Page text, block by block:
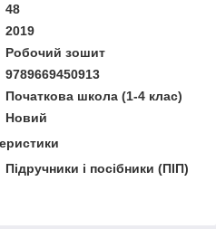
48
2019
Робочий зошит
9789669450913
Початкова школа (1-4 клас)
Новий
Підручники і посібники (ПІП)